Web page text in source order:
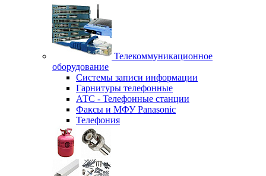
Телекоммуникационное
оборудование
Системы записи информации
Гарнитуры телефонные
АТС - Телефонные станции
Факсы и МФУ Panasonic
Телефония